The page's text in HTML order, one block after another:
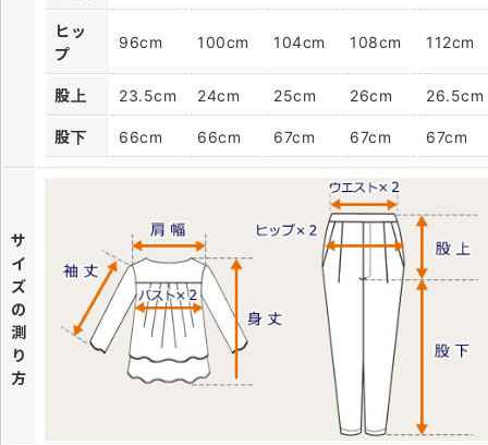
ヒッ
プ
96cm 100cm 104cm 108cm 112cm
股上 23.5cm 24cm 25cm 26cm 26.5cm
股下 66cm 66cm 67cm 67cm 67cm
サ
イ
ズ
の
測
り
方